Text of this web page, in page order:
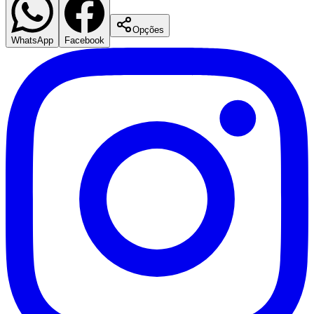
Botafogo
Siga no
Notícias em tempo real, bastidores e conteúdo exclusivo do
Jornal
de Barueri